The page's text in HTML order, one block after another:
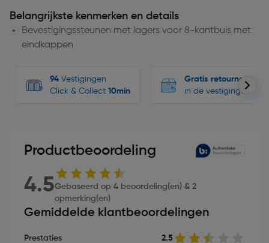
Belangrijkste kenmerken en details
Bevestigingssteunen met lagers voor 8-kantbuis met
eindkappen
94 Vestigingen
Click & Collect 10min
Gratis retourneren
in de vestigingen
Productbeoordeling
4.5Gebaseerd op 4 beoordeling(en) & 2
opmerking(en)
Gemiddelde klantbeoordelingen
Prestaties 2.5